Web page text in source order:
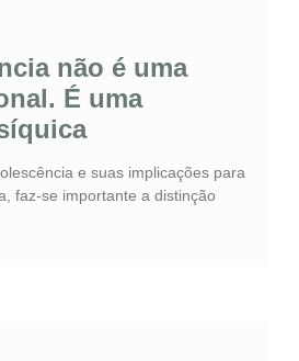
não é uma
É uma
e suas implicações para
faz-se importante a distinção